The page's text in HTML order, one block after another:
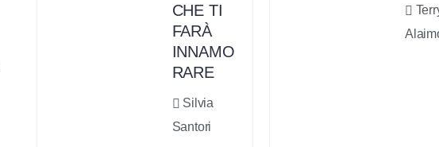
CHE TI
FARÀ
INNAMO
RARE
Silvia
Santori